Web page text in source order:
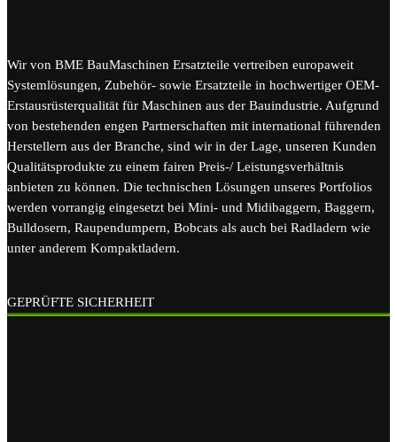
Wir von BME BauMaschinen Ersatzteile vertreiben europaweit
Systemlösungen, Zubehör- sowie Ersatzteile in hochwertiger OEM-
Erstausrüsterqualität für Maschinen aus der Bauindustrie. Aufgrund
von bestehenden engen Partnerschaften mit international führenden
Herstellern aus der Branche, sind wir in der Lage, unseren Kunden
Qualitätsprodukte zu einem fairen Preis-/ Leistungsverhältnis
anbieten zu können. Die technischen Lösungen unseres Portfolios
werden vorrangig eingesetzt bei Mini- und Midibaggern, Baggern,
Bulldosern, Raupendumpern, Bobcats als auch bei Radladern wie
unter anderem Kompaktladern.
GEPRÜFTE SICHERHEIT